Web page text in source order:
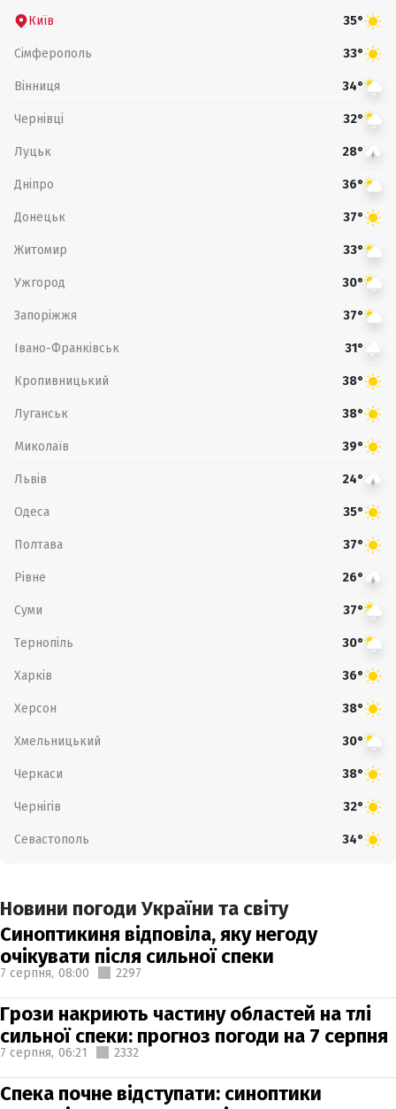
Київ 35°
Сімферополь 33°
Вінниця 34°
Чернівці 32°
Луцьк 28°
Дніпро 36°
Донецьк 37°
Житомир 33°
Ужгород 30°
Запоріжжя 37°
Івано-Франківськ 31°
Кропивницький 38°
Луганськ 38°
Миколаїв 39°
Львів 24°
Одеса 35°
Полтава 37°
Рівне 26°
Суми 37°
Тернопіль 30°
Харків 36°
Херсон 38°
Хмельницький 30°
Черкаси 38°
Чернігів 32°
Севастополь 34°
Новини погоди України та світу
Синоптикиня відповіла, яку негоду
очікувати після сильної спеки
7 серпня, 08:00 2297
Грози накриють частину областей на тлі
сильної спеки: прогноз погоди на 7 серпня
7 серпня, 06:21 2332
Спека почне відступати: синоптики